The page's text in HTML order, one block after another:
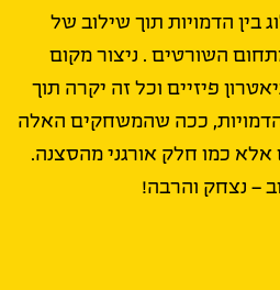
בין הדמויות תוך שילוב של
השורטים . ניצור מקום
פיזיים וכל זה יקרה תוך
ככה שהמשחקים האלה
אלא כמו חלק אורגני מהסצנה.
– נצחק והרבה!